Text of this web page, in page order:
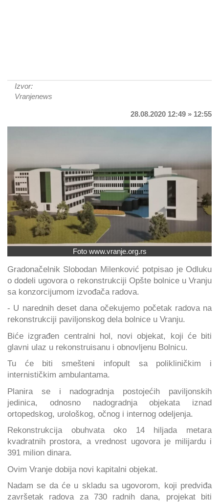
Izvor:
Vranjenews
28.08.2020 12:49 » 12:55
Foto www.vranje.org.rs
Gradonačelnik Slobodan Milenković potpisao je Odluku
o dodeli ugovora o rekonstrukciji Opšte bolnice u Vranju
sa konzorcijumom izvođača radova.
- U narednih deset dana očekujemo početak radova na
rekonstrukciji paviljonskog dela bolnice u Vranju.
Biće izgrađen centralni hol, novi objekat, koji će biti
glavni ulaz u rekonstruisanu i obnovljenu Bolnicu.
Tu će biti smešteni infopult sa polikliničkim i
internističkim ambulantama.
Planira se i nadogradnja postojećih paviljonskih
jedinica, odnosno nadogradnja objekata iznad
ortopedskog, urološkog, očnog i internog odeljenja.
Rekonstrukcija obuhvata oko 14 hiljada metara
kvadratnih prostora, a vrednost ugovora je milijardu i
391 milion dinara.
Ovim Vranje dobija novi kapitalni objekat.
Nadam se da će u skladu sa ugovorom, koji predviđa
završetak radova za 730 radnih dana, projekat biti